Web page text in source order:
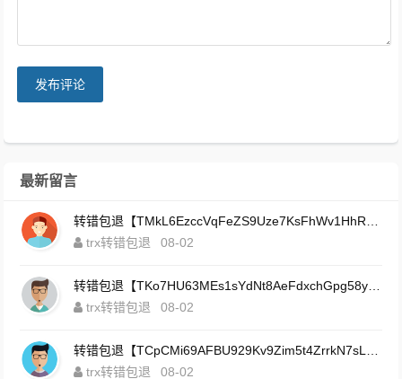
发布评论
最新留言
trx转错包退
08-02
trx转错包退
08-02
trx转错包退
08-02